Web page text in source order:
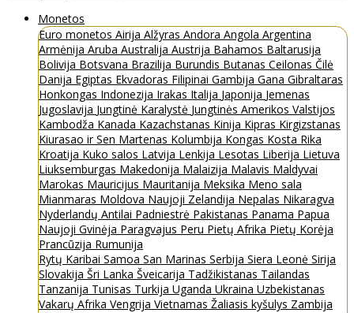
Monetos
Euro monetos Airija Alžyras Andora Angola Argentina
Armėnija Aruba Australija Austrija Bahamos Baltarusija
Bolivija Botsvana Brazilija Burundis Butanas Ceilonas Čilė
Danija Egiptas Ekvadoras Filipinai Gambija Gana Gibraltaras
Honkongas Indonezija Irakas Italija Japonija Jemenas
Jugoslavija Jungtinė Karalystė Jungtinės Amerikos Valstijos
Kambodža Kanada Kazachstanas Kinija Kipras Kirgizstanas
Kiurasao ir Sen Martenas Kolumbija Kongas Kosta Rika
Kroatija Kuko salos Latvija Lenkija Lesotas Liberija Lietuva
Liuksemburgas Makedonija Malaizija Malavis Maldyvai
Marokas Mauricijus Mauritanija Meksika Meno sala
Mianmaras Moldova Naujoji Zelandija Nepalas Nikaragva
Nyderlandų Antilai Padniestrė Pakistanas Panama Papua
Naujoji Gvinėja Paragvajus Peru Pietų Afrika Pietų Korėja
Prancūzija Rumunija
Rytų Karibai Samoa San Marinas Serbija Siera Leonė Sirija
Slovakija Šri Lanka Šveicarija Tadžikistanas Tailandas
Tanzanija Tunisas Turkija Uganda Ukraina Uzbekistanas
Vakarų Afrika Vengrija Vietnamas Žaliasis kyšulys Zambija